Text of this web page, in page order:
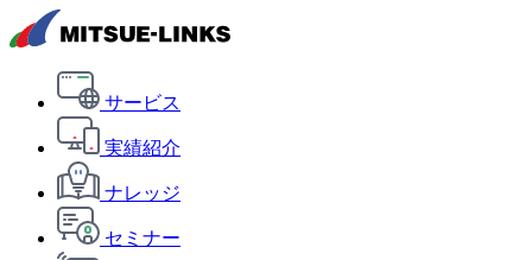
サービス
実績紹介
ナレッジ
セミナー